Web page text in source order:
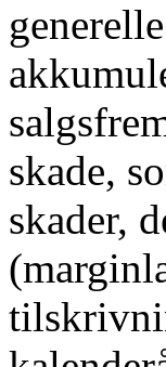
skade,
skader,